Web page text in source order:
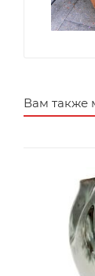
Вам также